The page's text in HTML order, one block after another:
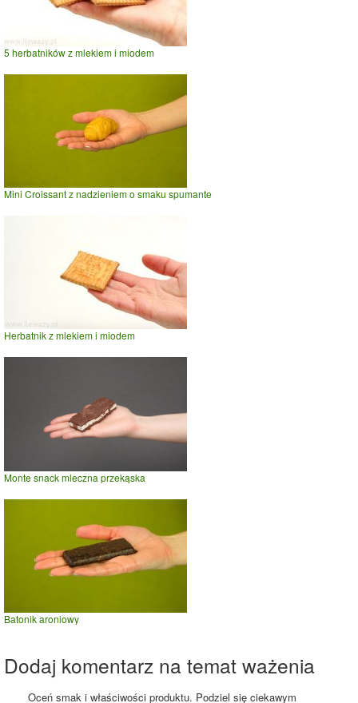
5 herbatników z mlekiem i miodem
Mini Croissant z nadzieniem o smaku spumante
Herbatnik z mlekiem i miodem
Monte snack mleczna przekąska
Batonik aroniowy
Dodaj komentarz na temat ważenia
Oceń smak i właściwości produktu. Podziel się ciekawym